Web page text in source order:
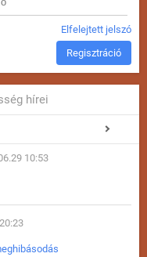
Elfelejtett jelszó
Regisztráció
hírei
10:53